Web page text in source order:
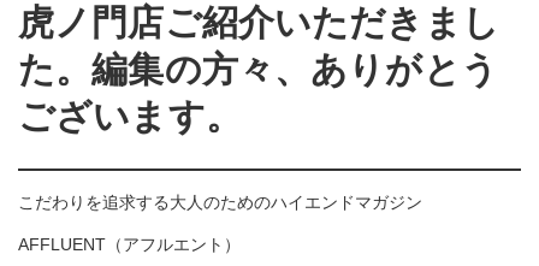
虎ノ門店ご紹介いただきまし
た。編集の方々、ありがとう
ございます。
こだわりを追求する大人のためのハイエンドマガジン
AFFLUENT（アフルエント）